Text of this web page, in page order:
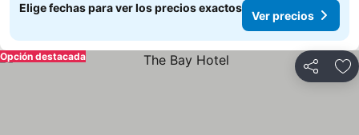
Elige fechas para ver los precios exactos
Ver precios
Compartir
Opción destacada